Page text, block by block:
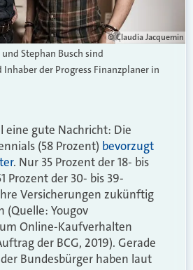
© Claudia Jacquemin
Stephan Busch sind
der Progress Finanzplaner in
eine gute Nachricht: Die
(58 Prozent) bevorzugt
. Nur 35 Prozent der 18- bis
Prozent der 30- bis 39-
Versicherungen zukünftig
(Quelle: Yougov
Online-Kaufverhalten
der BCG, 2019). Gerade
Bundesbürger haben laut